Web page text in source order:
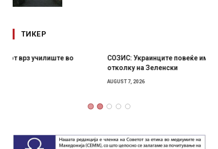
ТИКЕР
СОЗИС: Украинците повеќе им веруваат на генералите